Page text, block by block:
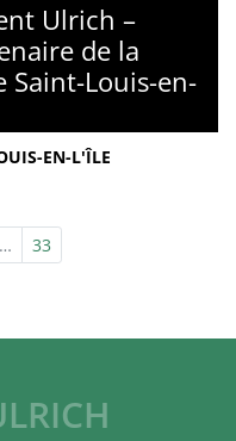
Ulrich –
de la
Saint-Louis-en-
EN-L'ÎLE
… 33